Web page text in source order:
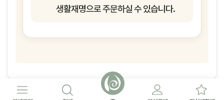
생활재명으로 주문하실 수 있습니다.